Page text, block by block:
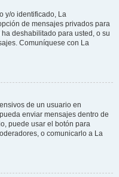
y/o identificado, La
de mensajes privados para
deshabilitado para usted, o su
Comuníquese con La
de un usuario en
enviar mensajes dentro de
puede usar el botón para
o comunicarlo a La